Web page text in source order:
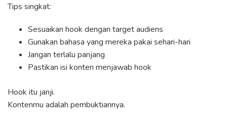
Tips singkat:
Sesuaikan hook dengan target audiens
Gunakan bahasa yang mereka pakai sehari-hari
Jangan terlalu panjang
Pastikan isi konten menjawab hook
Hook itu janji.
Kontenmu adalah pembuktiannya.